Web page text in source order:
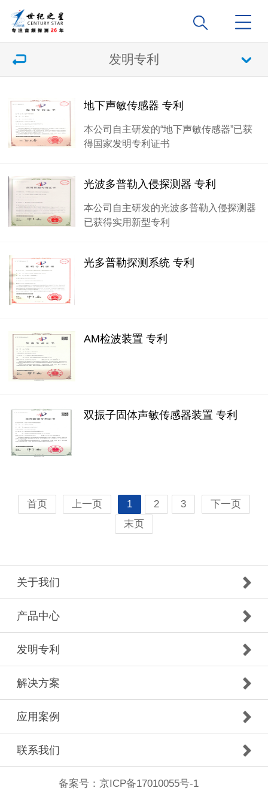
发明专利
地下声敏传感器 专利
本公司自主研发的“地下声敏传感器”已获
得国家发明专利证书
光波多普勒入侵探测器 专利
本公司自主研发的光波多普勒入侵探测器
已获得实用新型专利
光多普勒探测系统 专利
AM检波装置 专利
双振子固体声敏传感器装置 专利
首页 上一页 1 2 3
下一页
末页
关于我们
产品中心
发明专利
解决方案
应用案例
联系我们
备案号： 京ICP备17010055号-1